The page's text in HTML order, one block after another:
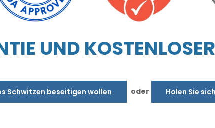
UND
Schwitzen beseitigen wollen oder Holen Sie